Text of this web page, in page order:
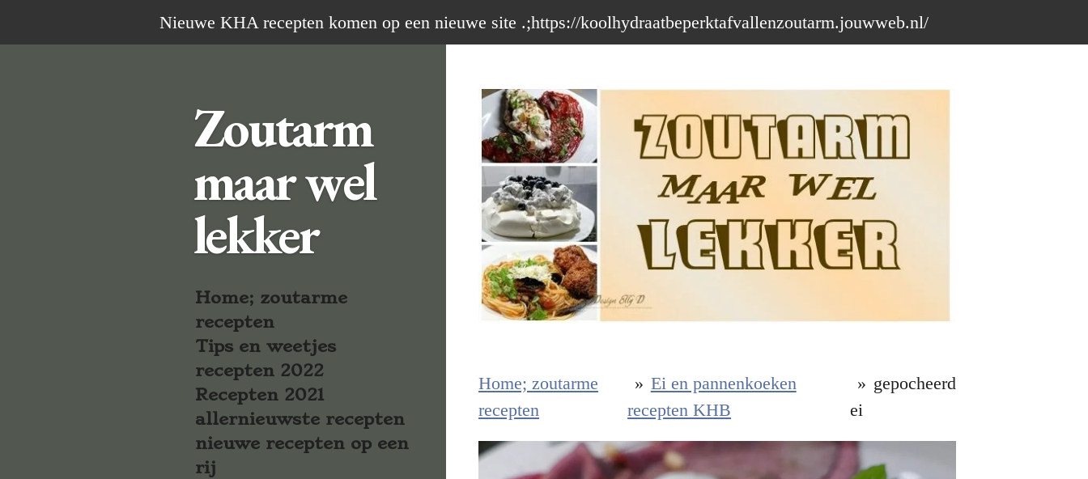
direct
Nieuwe KHA recepten komen op een nieuwe site .;https://koolhydraatbeperktafvallenzoutarm.jouwweb.nl/
Home; zoutarme
recepten
» Ei en pannenkoeken
recepten KHB
» gepocheerd
ei
Zoutarm
maar wel
lekker
Home; zoutarme
recepten
Tips en weetjes
recepten 2022
Recepten 2021
allernieuwste recepten
nieuwe recepten op een
rij